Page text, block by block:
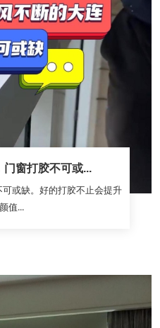
窗打胶不可或...
或缺。好的打胶不止会提升
值...